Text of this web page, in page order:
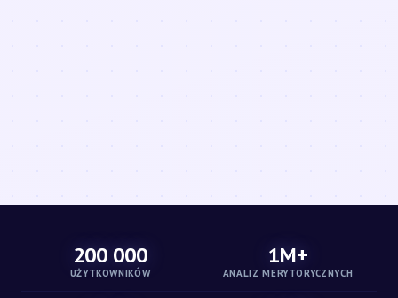
200 000
UŻYTKOWNIKÓW
1M+
ANALIZ MERYTORYCZNYCH